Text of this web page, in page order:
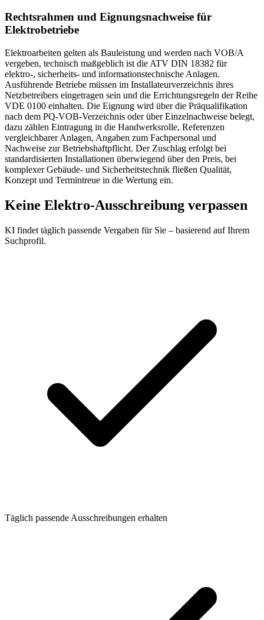
Rechtsrahmen und Eignungsnachweise für
Elektrobetriebe
Elektroarbeiten gelten als Bauleistung und werden nach VOB/A
vergeben, technisch maßgeblich ist die ATV DIN 18382 für
elektro-, sicherheits- und informationstechnische Anlagen.
Ausführende Betriebe müssen im Installateurverzeichnis ihres
Netzbetreibers eingetragen sein und die Errichtungsregeln der Reihe
VDE 0100 einhalten. Die Eignung wird über die Präqualifikation
nach dem PQ-VOB-Verzeichnis oder über Einzelnachweise belegt,
dazu zählen Eintragung in die Handwerksrolle, Referenzen
vergleichbarer Anlagen, Angaben zum Fachpersonal und
Nachweise zur Betriebshaftpflicht. Der Zuschlag erfolgt bei
standardisierten Installationen überwiegend über den Preis, bei
komplexer Gebäude- und Sicherheitstechnik fließen Qualität,
Konzept und Termintreue in die Wertung ein.
Keine Elektro-Ausschreibung verpassen
KI findet täglich passende Vergaben für Sie – basierend auf Ihrem
Suchprofil.
Täglich passende Ausschreibungen erhalten